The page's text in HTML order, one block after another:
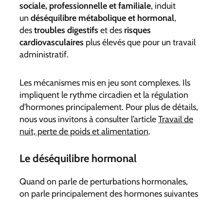
sociale, professionnelle et familiale, induit
un déséquilibre métabolique et hormonal,
destroubles digestifs et des risques
cardiovasculaires plus élevés que pour un travail
administratif.
Les mécanismes mis en jeu sont complexes. Ils
impliquent le rythme circadien et la régulation
d’hormones principalement. Pour plus de détails,
nous vous invitons à consulter l’articleTravail de
nuit, perte de poids et alimentation.
Le déséquilibre hormonal
Quand on parle de perturbations hormonales,
on parle principalement des hormones suivantes